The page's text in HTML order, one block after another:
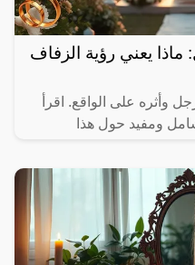
يعني رؤية الزفاف
وأثره على الواقع. اقرأ
ومفيد حول هذا